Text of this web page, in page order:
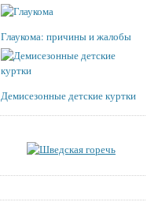
Глаукома: причины и жалобы
Демисезонные детские куртки